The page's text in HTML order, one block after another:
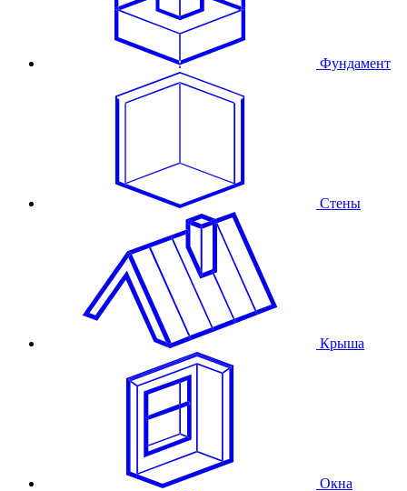
Фундамент
Стены
Крыша
Окна